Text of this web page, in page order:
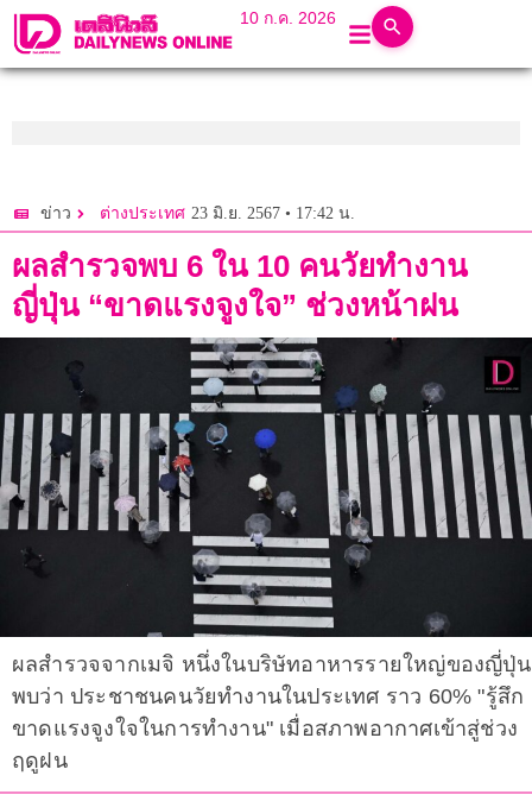
10 ก.ค. 2026
ข่าว ต่างประเทศ 23 มิ.ย. 2567 • 17:42 น.
ผลสำรวจพบ 6 ใน 10 คนวัยทำงาน
ญี่ปุ่น “ขาดแรงจูงใจ” ช่วงหน้าฝน
ผลสำรวจจากเมจิ หนึ่งในบริษัทอาหารรายใหญ่ของญี่ปุ่น
พบว่า ประชาชนคนวัยทำงานในประเทศ ราว 60% "รู้สึก
ขาดแรงจูงใจในการทำงาน" เมื่อสภาพอากาศเข้าสู่ช่วง
ฤดูฝน